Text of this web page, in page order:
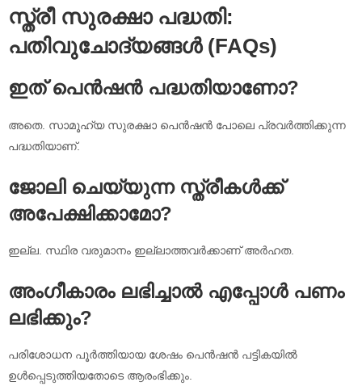
സ്ത്രീ സുരക്ഷാ പദ്ധതി:
പതിവുചോദ്യങ്ങൾ (FAQs)
ഇത് പെൻഷൻ പദ്ധതിയാണോ?
അതെ. സാമൂഹ്യ സുരക്ഷാ പെൻഷൻ പോലെ പ്രവർത്തിക്കുന്ന
പദ്ധതിയാണ്.
ജോലി ചെയ്യുന്ന സ്ത്രീകൾക്ക്
അപേക്ഷിക്കാമോ?
ഇല്ല. സ്ഥിര വരുമാനം ഇല്ലാത്തവർക്കാണ് അർഹത.
അംഗീകാരം ലഭിച്ചാൽ എപ്പോൾ പണം
ലഭിക്കും?
പരിശോധന പൂർത്തിയായ ശേഷം പെൻഷൻ പട്ടികയിൽ
ഉൾപ്പെടുത്തിയതോടെ ആരംഭിക്കും.